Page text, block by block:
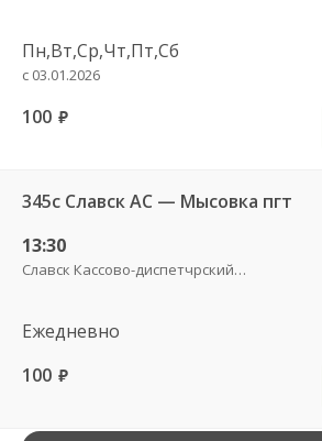
Пн,Вт,Ср,Чт,Пт,Сб
с 03.01.2026
100 руб.
345с Славск АС — Мысовка пгт
13:30
Славск Кассово-диспетчрский пункт
Ежедневно
100 руб.